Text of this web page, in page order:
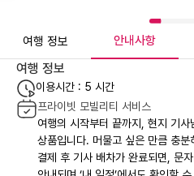
여행 정보 안내사항
여행 정보
이용시간 : 5 시간
프라이빗 모빌리티 서비스
여행의 시작부터 끝까지, 현지 기
상품입니다. 머물고 싶은 만큼 충
결제 후 기사 배차가 완료되면, 문